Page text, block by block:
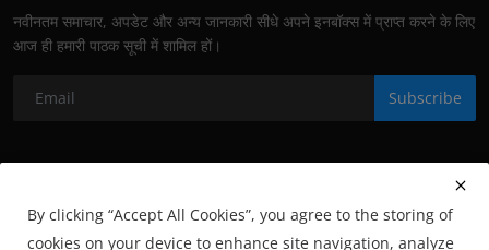
नवीनतम समाचार, अपडेट और अन्य जानकारी सीधे अपने इनबॉक्स में प्राप्त करने के लिए
आज ही हमारी पाठक सूची में शामिल हों।
Subscribe
By clicking “Accept All Cookies”, you agree to the storing of
cookies on your device to enhance site navigation, analyze